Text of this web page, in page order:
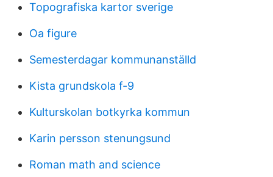
Topografiska kartor sverige
Oa figure
Semesterdagar kommunanställd
Kista grundskola f-9
Kulturskolan botkyrka kommun
Karin persson stenungsund
Roman math and science